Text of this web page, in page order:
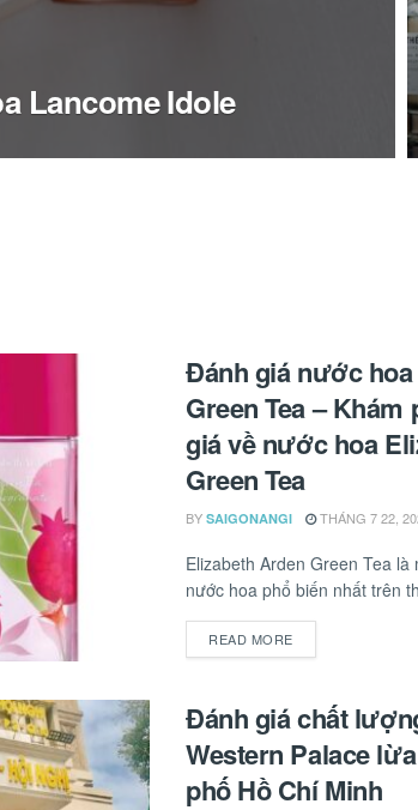
Lancome Idole
Đánh giá nước
Green Tea –
giá về nước hoa
Green Tea
BY SAIGONANGI THÁNG 7 22,
Elizabeth Arden Green Tea
nước hoa phổ biến nhất trên
READ MORE
Đánh giá chất
Western Palace
phố Hồ Chí Minh